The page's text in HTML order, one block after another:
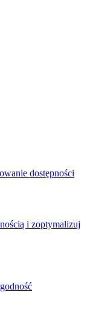
dostępności
i zoptymalizuj